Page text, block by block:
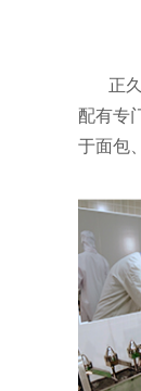
正久
配有专
于面包